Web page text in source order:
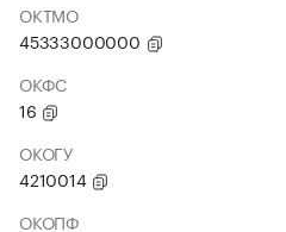
ОКТМО
45333000000
ОКФС
16
ОКОГУ
4210014
ОКОПФ